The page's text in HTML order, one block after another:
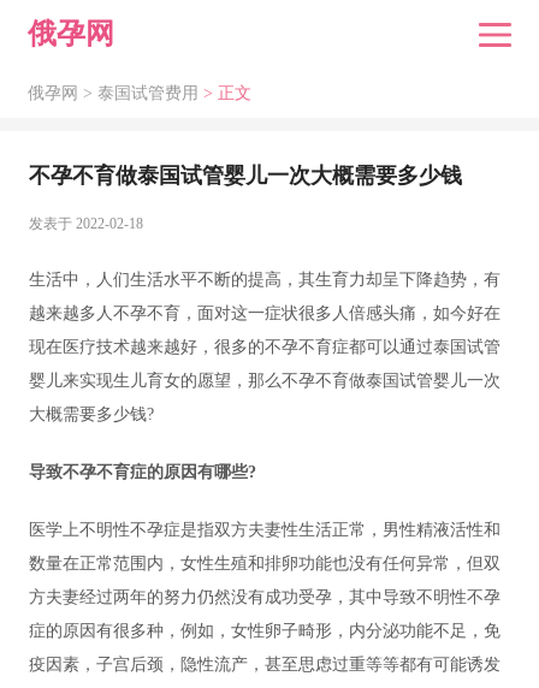
俄孕网
俄孕网 > 泰国试管费用 > 正文
不孕不育做泰国试管婴儿一次大概需要多少钱
发表于 2022-02-18
生活中，人们生活水平不断的提高，其生育力却呈下降趋势，有
越来越多人不孕不育，面对这一症状很多人倍感头痛，如今好在
现在医疗技术越来越好，很多的不孕不育症都可以通过泰国试管
婴儿来实现生儿育女的愿望，那么不孕不育做泰国试管婴儿一次
大概需要多少钱?
导致不孕不育症的原因有哪些?
医学上不明性不孕症是指双方夫妻性生活正常，男性精液活性和
数量在正常范围内，女性生殖和排卵功能也没有任何异常，但双
方夫妻经过两年的努力仍然没有成功受孕，其中导致不明性不孕
症的原因有很多种，例如，女性卵子畸形，内分泌功能不足，免
疫因素，子宫后颈，隐性流产，甚至思虑过重等等都有可能诱发